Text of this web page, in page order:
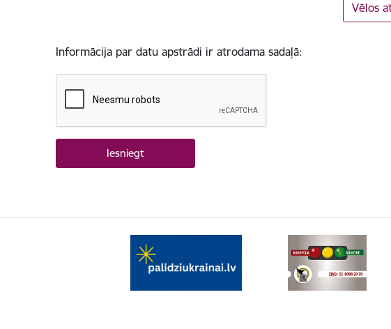
Vēlos
Informācija par datu apstrādi ir atrodama sadaļā: